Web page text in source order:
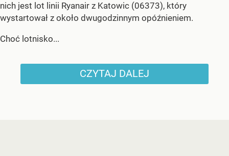
nich jest lot linii Ryanair z Katowic (06373), który
wystartował z około dwugodzinnym opóźnieniem.
Choć lotnisko...
CZYTAJ DALEJ